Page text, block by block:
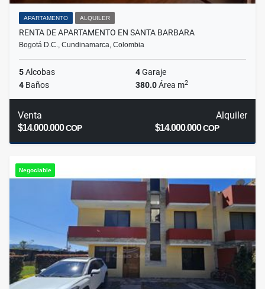
APARTAMENTO ALQUILER
RENTA DE APARTAMENTO EN SANTA BARBARA
Bogotá D.C., Cundinamarca, Colombia
5Alcobas 4Garaje
4 Baños 380.0Área m2
Venta
$14.000.000COP
Alquiler
$14.000.000COP
Negociable